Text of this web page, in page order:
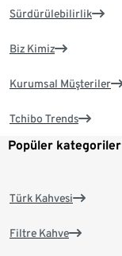
Sürdürülebilirlik
Biz Kimiz
Kurumsal Müşteriler
Tchibo Trends
Popüler kategoriler
Türk Kahvesi
Filtre Kahve